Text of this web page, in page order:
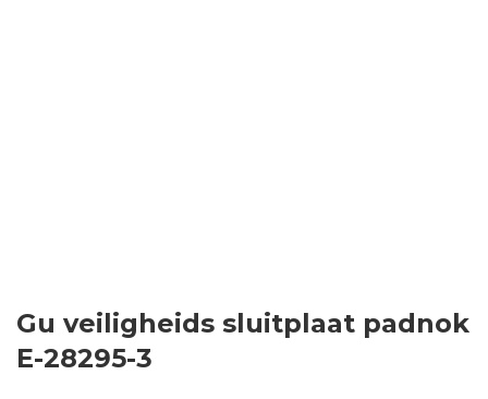
Login
Gu veiligheids sluitplaat padnok
E-28295-3